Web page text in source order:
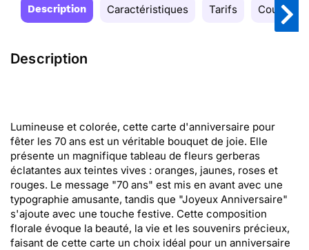
Description Caractéristiques Tarifs Couleurs
Description
Lumineuse et colorée, cette carte d'anniversaire pour
fêter les 70 ans est un véritable bouquet de joie. Elle
présente un magnifique tableau de fleurs gerberas
éclatantes aux teintes vives : oranges, jaunes, roses et
rouges. Le message "70 ans" est mis en avant avec une
typographie amusante, tandis que "Joyeux Anniversaire"
s'ajoute avec une touche festive. Cette composition
florale évoque la beauté, la vie et les souvenirs précieux,
faisant de cette carte un choix idéal pour un anniversaire